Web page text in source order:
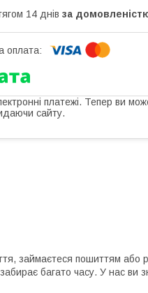
14 днів за
платежі. Тепер ви
сайту.
займаєтеся пошиттям або
забирає багато часу. У нас ви